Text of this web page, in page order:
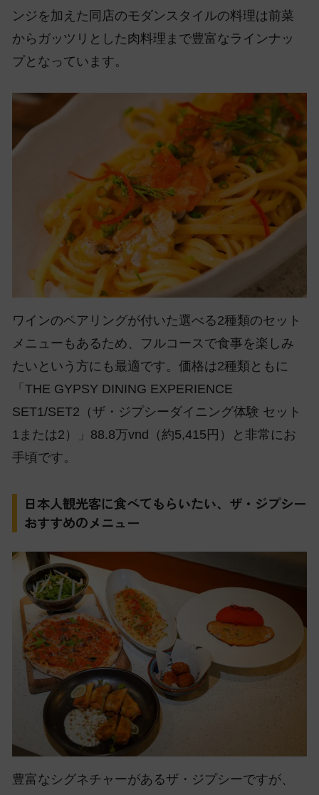
ンジを加えた同店のモダンスタイルの料理は前菜
からガッツリとした肉料理まで豊富なラインナッ
プとなっています。
ワインのペアリングが付いた選べる2種類のセット
メニューもあるため、フルコースで食事を楽しみ
たいという方にも最適です。価格は2種類ともに
「THE GYPSY DINING EXPERIENCE
SET1/SET2（ザ・ジプシーダイニング体験 セット
1または2）」88.8万vnd（約5,415円）と非常にお
手頃です。
日本人観光客に食べてもらいたい、ザ・ジプシー
おすすめのメニュー
豊富なシグネチャーがあるザ・ジプシーですが、